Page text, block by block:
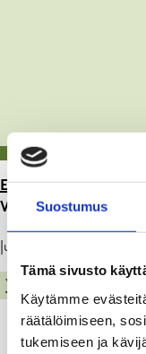
Suostumus
Tämä sivusto
Käytämme
räätälöimiseen,
tukemiseen ja
ETUSIVU>
VESIENHOITOA -
Julkaistu: 09.06.22
YMPÄRISTÖ